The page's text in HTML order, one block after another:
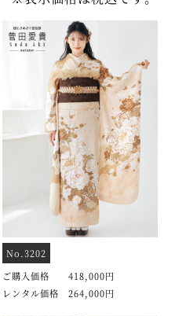
No.3202
ご購入価格 418,000円
レンタル価格 264,000円